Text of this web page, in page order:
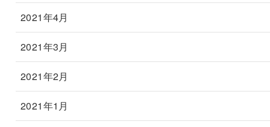
2021年4月
2021年3月
2021年2月
2021年1月